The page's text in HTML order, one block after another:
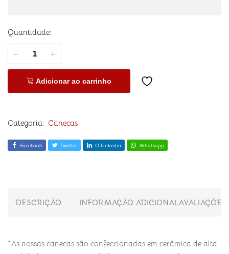
Quantidade:
Adicionar ao carrinho
Categoria: Canecas
Facebook Twitter O Linkedin Whatsapp
DESCRIÇÃO INFORMAÇÃO ADICIONAL
“As nossas canecas são confeccionadas em cerâmica de alta